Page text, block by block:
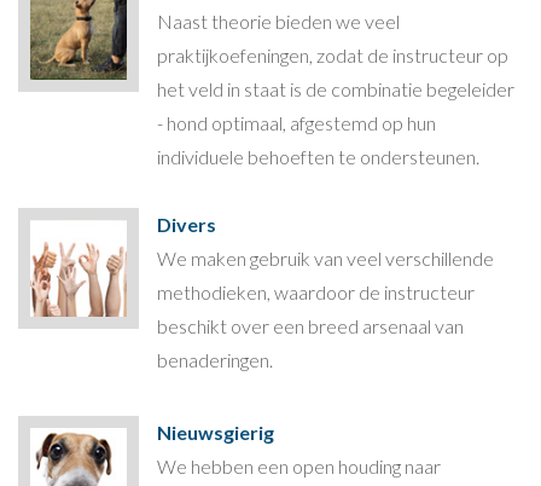
Naast theorie bieden we veel
praktijkoefeningen, zodat de instructeur op
het veld in staat is de combinatie begeleider
- hond optimaal, afgestemd op hun
individuele behoeften te ondersteunen.
Divers
We maken gebruik van veel verschillende
methodieken, waardoor de instructeur
beschikt over een breed arsenaal van
benaderingen.
Nieuwsgierig
We hebben een open houding naar